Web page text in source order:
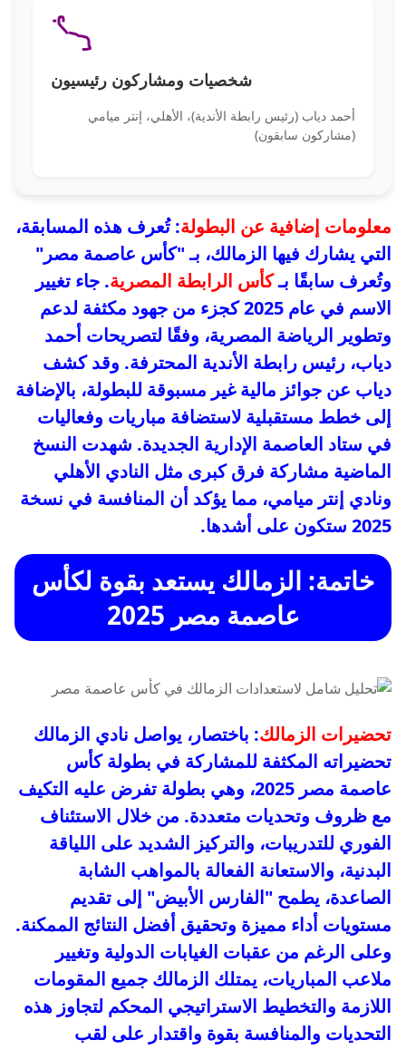
شخصيات ومشاركون رئيسيون
أحمد دياب (رئيس رابطة الأندية)، الأهلي، إنتر ميامي
(مشاركون سابقون)
معلومات إضافية عن البطولة: تُعرف هذه المسابقة،
التي يشارك فيها الزمالك، بـ "كأس عاصمة مصر"
وتُعرف سابقًا بـكأس الرابطة المصرية. جاء تغيير
الاسم في عام 2025 كجزء من جهود مكثفة لدعم
وتطوير الرياضة المصرية، وفقًا لتصريحات أحمد
دياب، رئيس رابطة الأندية المحترفة. وقد كشف
دياب عن جوائز مالية غير مسبوقة للبطولة، بالإضافة
إلى خطط مستقبلية لاستضافة مباريات وفعاليات
في ستاد العاصمة الإدارية الجديدة. شهدت النسخ
الماضية مشاركة فرق كبرى مثل النادي الأهلي
ونادي إنتر ميامي، مما يؤكد أن المنافسة في نسخة
2025 ستكون على أشدها.
خاتمة: الزمالك يستعد بقوة لكأس
عاصمة مصر 2025
تحضيرات الزمالك: باختصار، يواصل نادي الزمالك
تحضيراته المكثفة للمشاركة في بطولة كأس
عاصمة مصر 2025، وهي بطولة تفرض عليه التكيف
مع ظروف وتحديات متعددة. من خلال الاستئناف
الفوري للتدريبات، والتركيز الشديد على اللياقة
البدنية، والاستعانة الفعالة بالمواهب الشابة
الصاعدة، يطمح "الفارس الأبيض" إلى تقديم
مستويات أداء مميزة وتحقيق أفضل النتائج الممكنة.
وعلى الرغم من عقبات الغيابات الدولية وتغيير
ملاعب المباريات، يمتلك الزمالك جميع المقومات
اللازمة والتخطيط الاستراتيجي المحكم لتجاوز هذه
التحديات والمنافسة بقوة واقتدار على لقب